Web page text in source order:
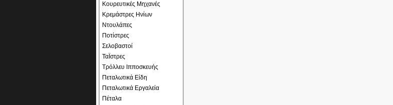
Κουρευτικές Μηχανές
Κρεμάστρες Ηνίων
Ντουλάπες
Ποτίστρες
Σελοβαστοί
ΤαΪστρες
Τρόλλευ Ιπποσκευής
Πεταλωτικά Είδη
Πεταλωτικά Εργαλεία
Πέταλα